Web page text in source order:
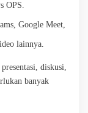
OPS.
Google Meet,
lainnya.
diskusi,
banyak